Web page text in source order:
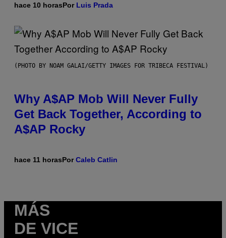
hace 10 horasPor Luis Prada
(PHOTO BY NOAM GALAI/GETTY IMAGES FOR TRIBECA FESTIVAL)
Why A$AP Mob Will Never Fully
Get Back Together, According to
A$AP Rocky
hace 11 horasPorCaleb Catlin
MÁS
DE VICE